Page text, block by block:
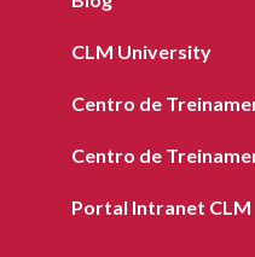
CLM University
Centro de
Centro de
Portal Intranet CLM